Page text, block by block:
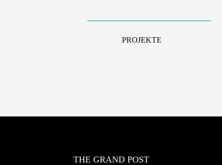
PROJEKTE
THE GRAND POST